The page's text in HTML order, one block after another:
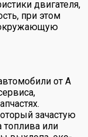
двигателя,
при этом
окружающую
от А
зачастую
топлива или